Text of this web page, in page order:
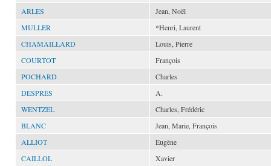
ARLES
Jean, Noël
MULLER
*Henri, Laurent
CHAMAILLARD
Louis, Pierre
COURTOT
François
POCHARD
Charles
DESPRÉS
A.
WENTZEL
Charles, Frédéric
BLANC
Jean, Marie, François
ALLIOT
Eugène
CAILLOL
Xavier